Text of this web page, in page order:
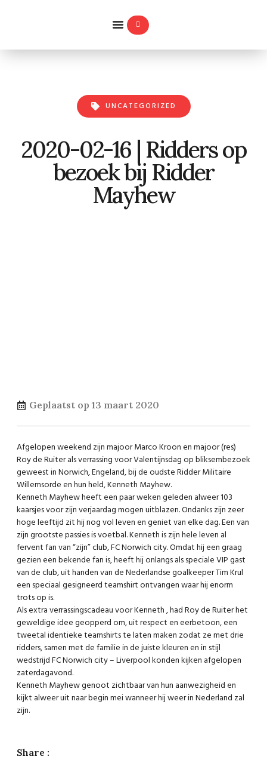
UNCATEGORIZED
2020-02-16 | Ridders op
bezoek bij Ridder
Mayhew
Geplaatst op 13 maart 2020
Afgelopen weekend zijn majoor Marco Kroon en majoor (res)
Roy de Ruiter als verrassing voor Valentijnsdag op bliksembezoek
geweest in Norwich, Engeland, bij de oudste Ridder Militaire
Willemsorde en hun held, Kenneth Mayhew.
Kenneth Mayhew heeft een paar weken geleden alweer 103
kaarsjes voor zijn verjaardag mogen uitblazen. Ondanks zijn zeer
hoge leeftijd zit hij nog vol leven en geniet van elke dag. Een van
zijn grootste passies is voetbal. Kenneth is zijn hele leven al
fervent fan van “zijn” club, FC Norwich city. Omdat hij een graag
gezien een bekende fan is, heeft hij onlangs als speciale VIP gast
van de club, uit handen van de Nederlandse goalkeeper Tim Krul
een speciaal gesigneerd teamshirt ontvangen waar hij enorm
trots op is.
Als extra verrassingscadeau voor Kenneth , had Roy de Ruiter het
geweldige idee geopperd om, uit respect en eerbetoon, een
tweetal identieke teamshirts te laten maken zodat ze met drie
ridders, samen met de familie in de juiste kleuren en in stijl
wedstrijd FC Norwich city – Liverpool konden kijken afgelopen
zaterdagavond.
Kenneth Mayhew genoot zichtbaar van hun aanwezigheid en
kijkt alweer uit naar begin mei wanneer hij weer in Nederland zal
zijn.
Share :